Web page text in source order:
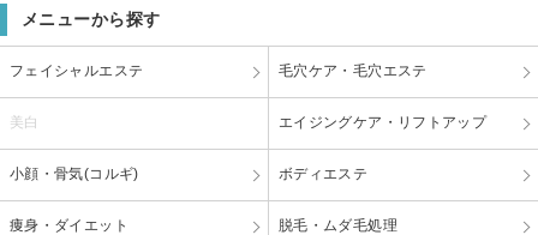
メニューから探す
フェイシャルエステ 毛穴ケア・毛穴エステ
美白 エイジングケア・リフトアップ
小顔・骨気(コルギ) ボディエステ
痩身・ダイエット 脱毛・ムダ毛処理